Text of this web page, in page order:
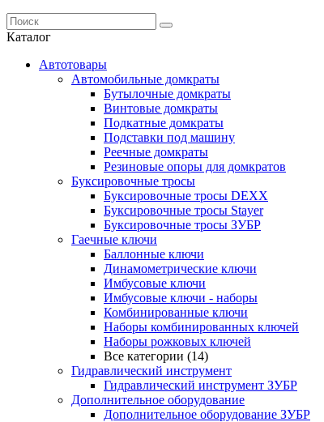
Каталог
Автотовары
Автомобильные домкраты
Бутылочные домкраты
Винтовые домкраты
Подкатные домкраты
Подставки под машину
Реечные домкраты
Резиновые опоры для домкратов
Буксировочные тросы
Буксировочные тросы DEXX
Буксировочные тросы Stayer
Буксировочные тросы ЗУБР
Гаечные ключи
Баллонные ключи
Динамометрические ключи
Имбусовые ключи
Имбусовые ключи - наборы
Комбинированные ключи
Наборы комбинированных ключей
Наборы рожковых ключей
Все категории (14)
Гидравлический инструмент
Гидравлический инструмент ЗУБР
Дополнительное оборудование
Дополнительное оборудование ЗУБР